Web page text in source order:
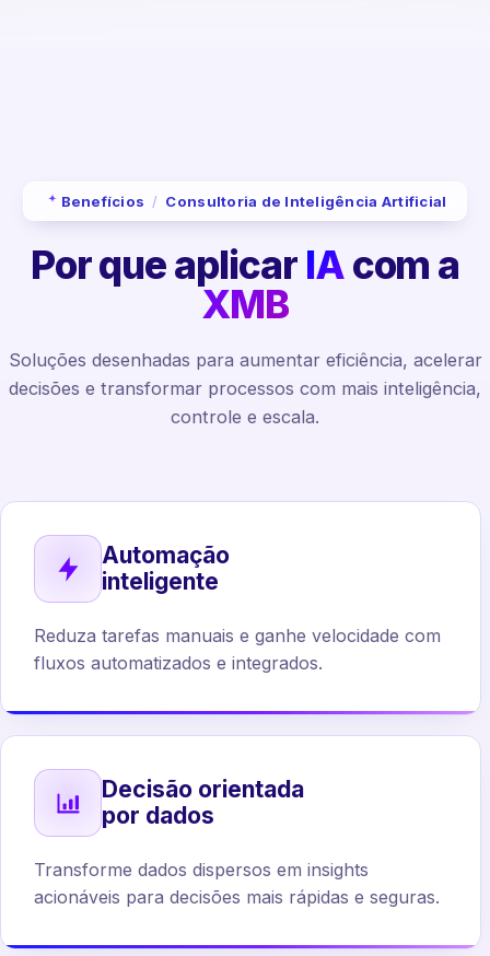
Benefícios / Consultoria de Inteligência Artificial
Por que aplicar IAcom a
XMB
Soluções desenhadas para aumentar eficiência, acelerar
decisões e transformar processos com mais inteligência,
controle e escala.
Automação
inteligente
Reduza tarefas manuais e ganhe velocidade com
fluxos automatizados e integrados.
Decisão orientada
por dados
Transforme dados dispersos em insights
acionáveis para decisões mais rápidas e seguras.